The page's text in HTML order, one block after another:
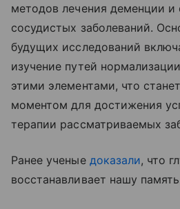
методов лечения деменции
сосудистых заболеваний.
будущих исследований
изучение путей
этими элементами, что
моментом для достижения
терапии рассматриваемых
Ранее ученые доказали, что
восстанавливает нашу